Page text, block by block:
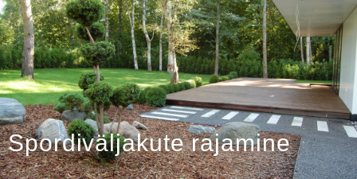
Spordiväljakute rajamine